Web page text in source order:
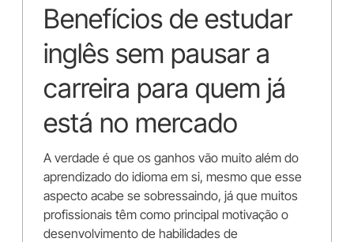
Benefícios de estudar
inglês sem pausar a
carreira para quem já
está no mercado
A verdade é que os ganhos vão muito além do
aprendizado do idioma em si, mesmo que esse
aspecto acabe se sobressaindo, já que muitos
profissionais têm como principal motivação o
desenvolvimento de habilidades de